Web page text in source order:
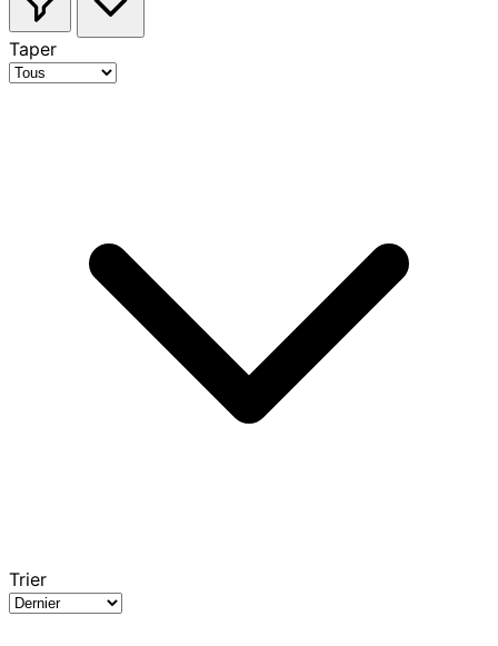
Taper
Trier